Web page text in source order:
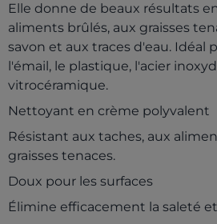
Elle donne de beaux résultats
aliments brûlés, aux graisses
savon et aux traces d'eau. Idéal
l'émail, le plastique, l'acier
vitrocéramique.
Nettoyant en crème polyvalent
Résistant aux taches, aux
graisses tenaces.
Doux pour les surfaces
Élimine efficacement la saleté